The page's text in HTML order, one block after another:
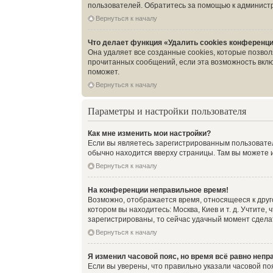
пользователей. Обратитесь за помощью к
Вернуться к началу
Что делает функция «Удалить cookies
Она удаляет все созданные cookies, которые
прочитанных сообщений, если эта возможность
поможет.
Вернуться к началу
Параметры и настройки пользователя
Как мне изменить мои настройки?
Если вы являетесь зарегистрированным
обычно находится вверху страницы. Там вы можете
Вернуться к началу
На конференции неправильное время!
Возможно, отображается время, относящееся к
котором вы находитесь: Москва, Киев и т. д. Учтите,
зарегистрированы, то сейчас удачный момент
Вернуться к началу
Я изменил часовой пояс, но время всё равно
Если вы уверены, что правильно указали часовой